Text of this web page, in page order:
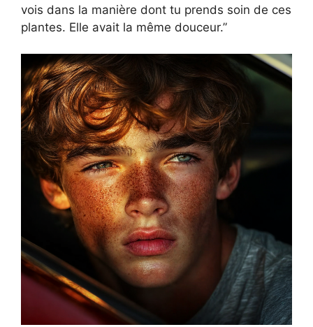
vois dans la manière dont tu prends soin de ces
plantes. Elle avait la même douceur.”